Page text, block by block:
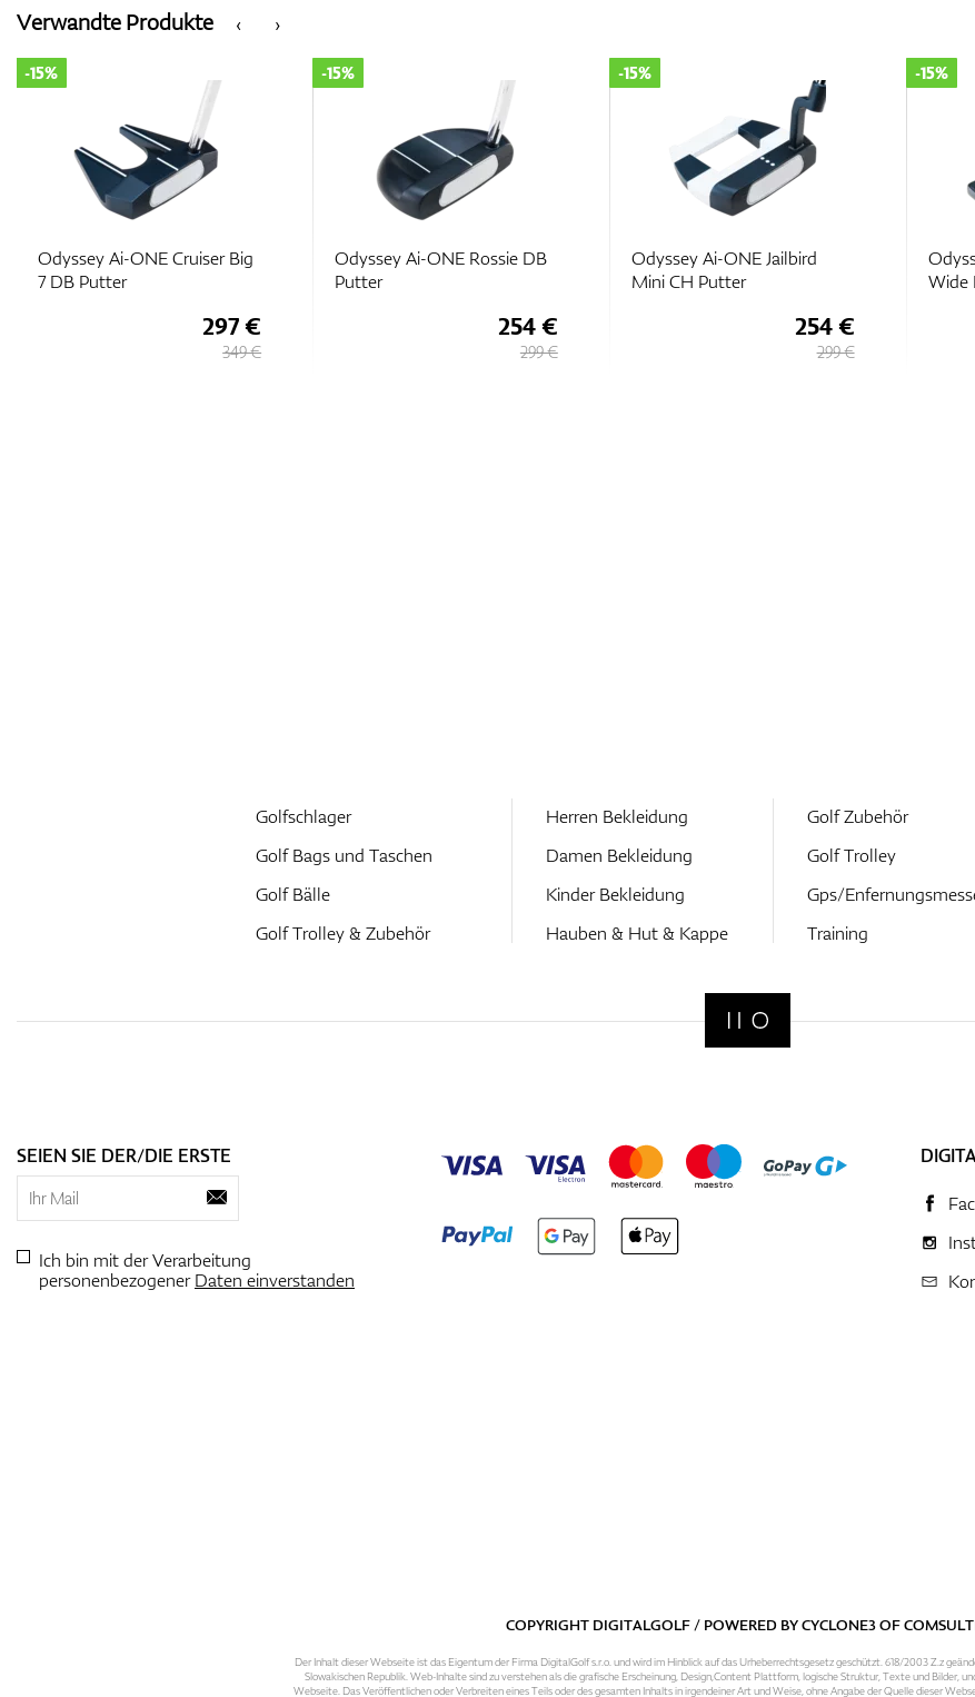
‹
Verwandte Produkte ›
Odyssey Ai-ONE Cruiser Big
7 DB Putter
-15%
297 €
349 €
Odyssey Ai-ONE Rossie DB
Putter
-15%
254 €
299 €
Odyssey Ai-ONE Jailbird
Mini CH Putter
-15%
254 €
299 €
Wide
-15%
Golfschlager
Golf Bags und Taschen
Golf Bälle
Golf Trolley & Zubehör
Herren Bekleidung
Damen Bekleidung
Kinder Bekleidung
Hauben & Hut & Kappe
Golf Zubehör
Golf Trolley
Gps/
Training
SEIEN SIE DER/DIE ERSTE
Ich bin mit der Verarbeitung
personenbezogenerDaten einverstanden
COPYRIGHT DIGITALGOLF / POWERED BYCYCLONE3OF
Der Inhalt dieser Webseite ist das Eigentum der Firma DigitalGolf s.r.o. und wird im Hinblick auf das Urheberrechtsgesetz geschützt. 618/2003 Z.z
Slowakischen Republik. Web-Inhalte sind zu verstehen als die grafische Erscheinung, Design,Content Plattform, logische Struktur, Texte und Bilder,
Webseite. Das Veröffentlichen oder Verbreiten eines Teils oder des gesamten Inhalts in irgendeiner Art und Weise, ohne Angabe der Quelle dieser